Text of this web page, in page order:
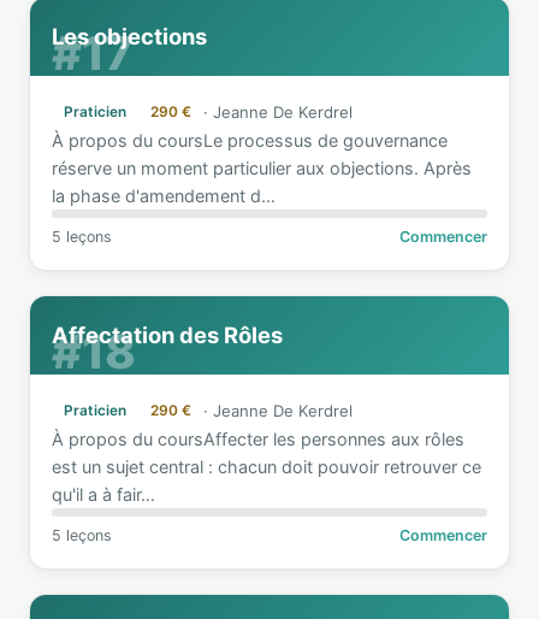
#17
Les objections
Praticien 290 € · Jeanne De Kerdrel
À propos du coursLe processus de gouvernance
réserve un moment particulier aux objections. Après
la phase d'amendement d…
5 leçons Commencer
#18
Affectation des Rôles
Praticien 290 € · Jeanne De Kerdrel
À propos du coursAffecter les personnes aux rôles
est un sujet central : chacun doit pouvoir retrouver ce
qu'il a à fair…
5 leçons Commencer